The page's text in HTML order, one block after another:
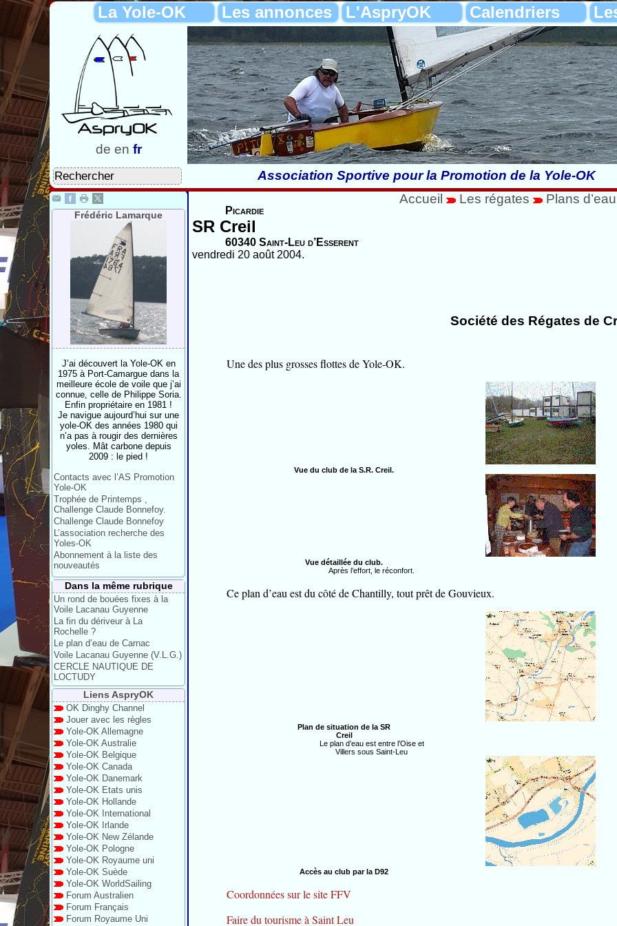
La Yole-OK Les annonces L'AspryOK Calendriers
de en fr
Association Sportive pour la Promotion de la Yole-OK
Frédéric Lamarque
J’ai découvert la Yole-OK en
1975 à Port-Camargue dans la
meilleure école de voile que j’ai
connue, celle de Philippe Soria.
Enfin propriétaire en 1981 !
Je navigue aujourd’hui sur une
yole-OK des années 1980 qui
n’a pas à rougir des dernières
yoles. Mât carbone depuis
2009 : le pied !
Contacts avec l’AS Promotion
Yole-OK
Trophée de Printemps ,
Challenge Claude Bonnefoy.
Challenge Claude Bonnefoy
L’association recherche des
Yoles-OK
Abonnement à la liste des
nouveautés
Dans la même rubrique
Un rond de bouées fixes à la
Voile Lacanau Guyenne
La fin du dériveur à La
Rochelle ?
Le plan d’eau de Carnac
Voile Lacanau Guyenne (V.L.G.)
CERCLE NAUTIQUE DE
LOCTUDY
Liens AspryOK
OK Dinghy Channel
Jouer avec les règles
Yole-OK Allemagne
Yole-OK Australie
Yole-OK Belgique
Yole-OK Canada
Yole-OK Danemark
Yole-OK Etats unis
Yole-OK Hollande
Yole-OK International
Yole-OK Irlande
Yole-OK New Zélande
Yole-OK Pologne
Yole-OK Royaume uni
Yole-OK Suède
Yole-OK WorldSailing
Forum Australien
Forum Français
Forum Royaume Uni
Accueil Les régates Plans
Picardie
SR Creil
60340 Saint-Leu d’Esserent
vendredi 20 août 2004.
Société des Régates de
Une des plus grosses flottes de Yole-OK.
Vue du club de la S.R. Creil.
Vue détaillée du club.
Après l’effort, le réconfort.
Ce plan d’eau est du côté de Chantilly, tout prêt de Gouvieux.
Plan de situation de la SR
Creil
Le plan d’eau est entre l’Oise et
Villers sous Saint-Leu
Accès au club par la D92
Coordonnées sur le site FFV
Faire du tourisme à Saint Leu